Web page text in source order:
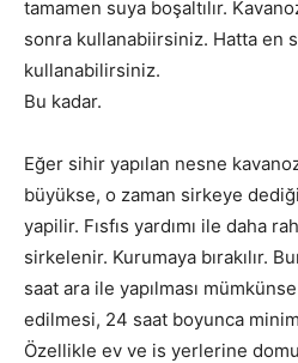
tamamen suya boşaltılır.
sonra kullanabiirsiniz. Hatta en
kullanabilirsiniz.
Bu kadar.
Eğer sihir yapılan nesne
büyükse, o zaman sirkeye
yapilir. Fısfıs yardımı ile daha
sirkelenir. Kurumaya bırakılır.
saat ara ile yapılması
edilmesi, 24 saat boyunca
Özellikle ev ve is yerlerine